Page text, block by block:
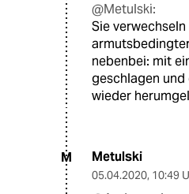
@Metulski:
Sie
nebenbei: mit
geschlagen und
wieder
M Metulski
05.04.2020, 10:49